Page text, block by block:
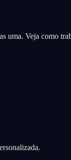
uma. Veja como